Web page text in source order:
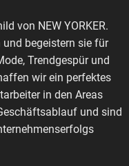
von NEW YORKER.
begeistern sie für
Trendgespür und
wir ein perfektes
in den Areas
und sind